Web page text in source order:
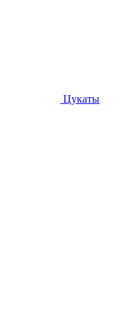
Цукаты